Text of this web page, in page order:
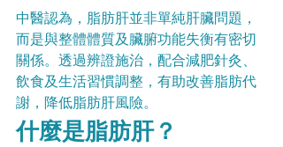
中醫認為，脂肪肝並非單純肝臟問題，
而是與整體體質及臟腑功能失衡有密切
關係。透過辨證施治，配合減肥針灸、
飲食及生活習慣調整，有助改善脂肪代
謝，降低脂肪肝風險。
什麼是脂肪肝？